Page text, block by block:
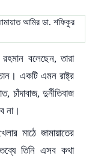
বলেছেন, তারা
একটি এমন রাষ্ট্র
চাঁদাবাজ, দুর্নীতিবাজ
না।
মাঠে জামায়াতের
তিনি এসব কথা